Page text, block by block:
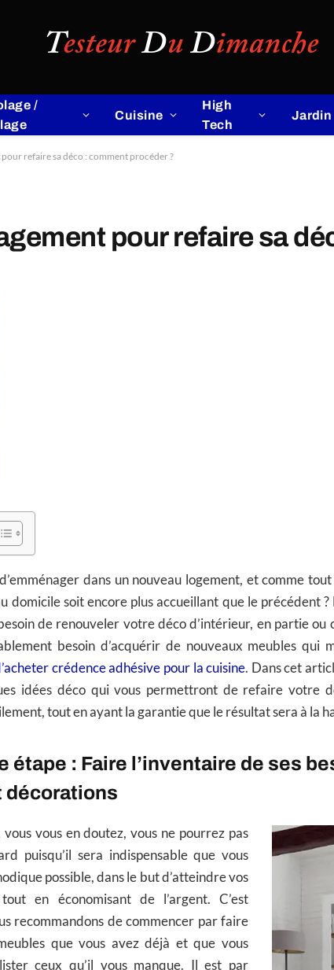
/
Cuisine
High
Tech
Jardin
refaire sa déco : comment procéder ?
pour refaire sa
dans un nouveau logement, et comme
domicile soit encore plus accueillant que le précédent ?
de renouveler votre déco d’intérieur, en partie ou
besoin d’acquérir de nouveaux meubles qui
crédence adhésive pour la cuisine. Dans cet
idées déco qui vous permettront de refaire votre
tout en ayant la garantie que le résultat sera à la
étape : Faire l’inventaire de ses
décorations
vous vous en doutez, vous ne pourrez pas
puisqu’il sera indispensable que vous
possible, dans le but d’atteindre vos
en économisant de l’argent. C’est
recommandons de commencer par faire
que vous avez déjà et que vous
ceux qu’il vous manque. Il est par